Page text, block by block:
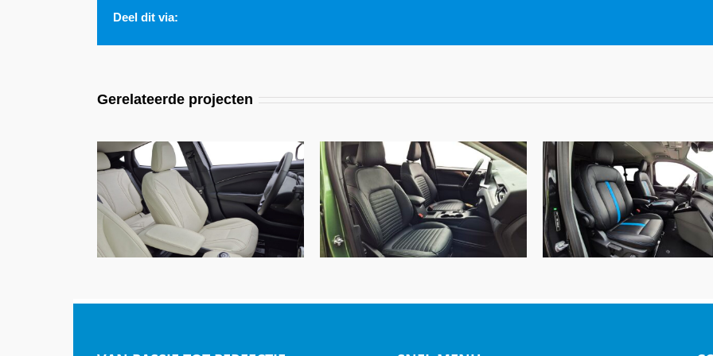
Deel dit via:
Gerelateerde projecten
Ford Mustang, Alba Buffalino
A4835 Wit
Ford Kuga, Alba Buffalino
Leder Zwart
Ford Transit V710 DC,
Nappa eco-leather®